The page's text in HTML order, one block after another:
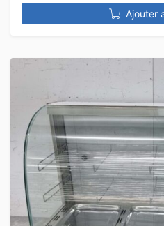
Ajouter